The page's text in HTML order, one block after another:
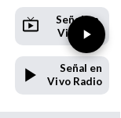
Señal en
Vivo TV
Señal en
Vivo Radio